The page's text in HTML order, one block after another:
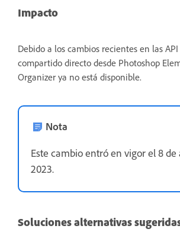
Impacto
Debido a los cambios recientes en las
compartido directo desde Photoshop
Organizer ya no está disponible.
Nota
Este cambio entró en vigor el 8 de
2023.
Soluciones alternativas